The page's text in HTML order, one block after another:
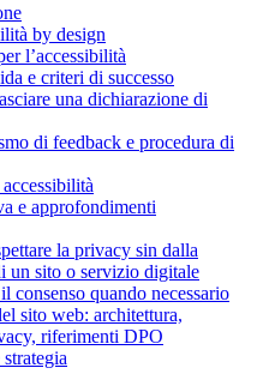
by design
l’accessibilità
e criteri di successo
una dichiarazione di
di feedback e procedura di
e approfondimenti
la privacy sin dalla
un sito o servizio digitale
consenso quando necessario
sito web: architettura,
riferimenti DPO